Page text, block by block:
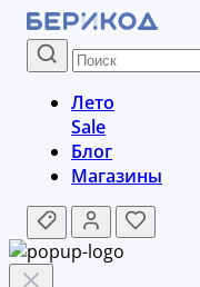
Лето
Sale
Блог
Магазины